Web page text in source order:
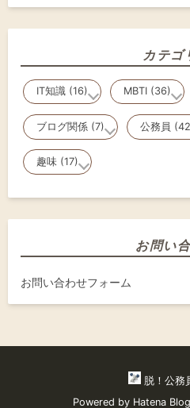
カテゴ
IT知識 (16) MBTI (36)
ブログ関係 (7) 公務員
趣味 (17)
お問い
お問い合わせフォーム
脱！公務
Powered by Hatena Blog